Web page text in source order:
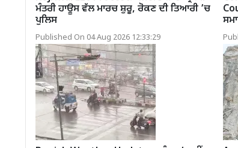
ਮੰਤਰੀ ਹਾਊਸ ਵੱਲ ਮਾਰਚ ਸ਼ੁਰੂ, ਰੋਕਣ ਦੀ ਤਿਆਰੀ ’ਚ
ਪੁਲਿਸ
Published On 04 Aug 2026 12:33:29